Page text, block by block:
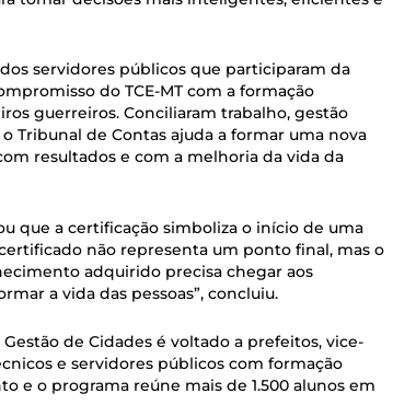
servidores públicos que participaram da
do TCE-MT com a formação
guerreiros. Conciliaram trabalho, gestão
Tribunal de Contas ajuda a formar uma nova
resultados e com a melhoria da vida da
que a certificação simboliza o início de uma
não representa um ponto final, mas o
adquirido precisa chegar aos
a vida das pessoas”, concluiu.
de Cidades é voltado a prefeitos, vice-
e servidores públicos com formação
e o programa reúne mais de 1.500 alunos em